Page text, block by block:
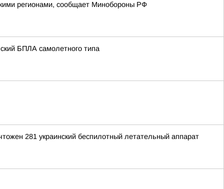
регионами, сообщает Минобороны РФ
БПЛА самолетного типа
281 украинский беспилотный летательный аппарат